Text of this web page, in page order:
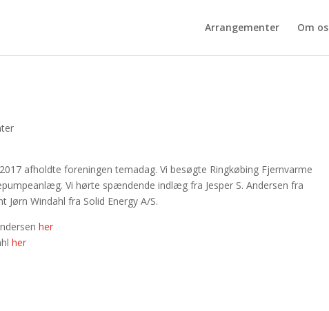
Arrangementer Om os
afholdte foreningen temadag. Vi besøgte Ringkøbing Fjernvarme
Vi hørte spændende indlæg fra Jesper S. Andersen fra
Jørn Windahl fra Solid Energy A/S.
her
her